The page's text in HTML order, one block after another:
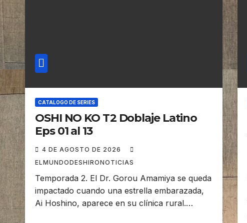
CATALOGO DE SERIES
OSHI NO KO T2 Doblaje Latino
Eps 01 al 13
4 DE AGOSTO DE 2026
ELMUNDODESHIRONOTICIAS
Temporada 2. El Dr. Gorou Amamiya se queda
impactado cuando una estrella embarazada,
Ai Hoshino, aparece en su clínica rural.…